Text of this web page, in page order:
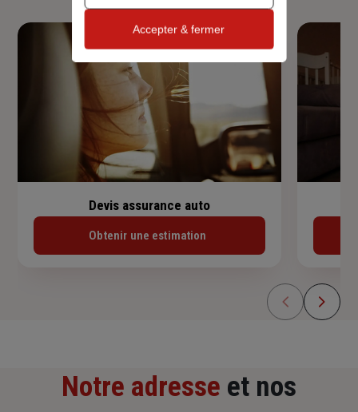
Devis assurance auto
Obtenir une estimation
Notre adresse et nos
Accepter & fermer